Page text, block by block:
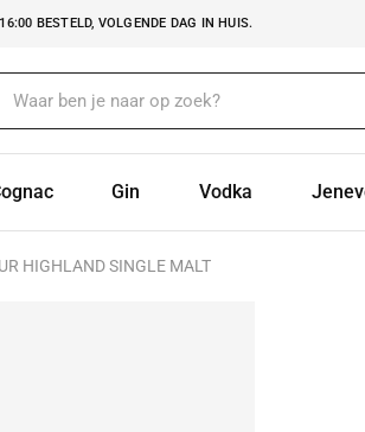
BESTELD, VOLGENDE DAG IN HUIS.
Gin Vodka
HIGHLAND SINGLE MALT